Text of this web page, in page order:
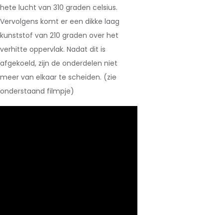
hete lucht van 310 graden celsius.
Vervolgens komt er een dikke laag
kunststof van 210 graden over het
verhitte oppervlak. Nadat dit is
afgekoeld, zijn de onderdelen niet
meer van elkaar te scheiden. (zie
onderstaand filmpje)